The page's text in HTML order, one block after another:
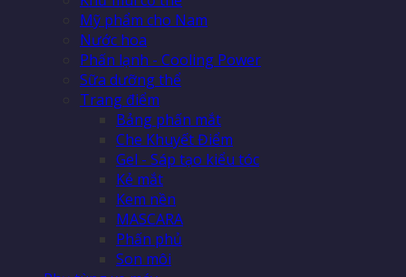
Mỹ phẩm cho Nam
Nước hoa
Phấn lạnh - Cooling Power
Sữa dưỡng thể
Trang điểm
Bảng phấn mắt
Che Khuyết Điểm
Gel - Sáp tạo kiểu tóc
Kẻ mắt
Kem nền
MASCARA
Phấn phủ
Son môi